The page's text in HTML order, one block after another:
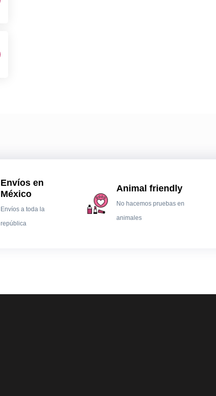
Envíos en
México
Envíos a toda la
república
Animal friendly
No hacemos pruebas en
animales